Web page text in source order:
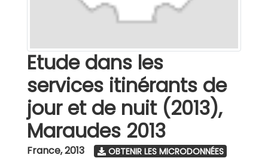
Etude dans les
services itinérants de
jour et de nuit (2013),
Maraudes 2013
France,2013 OBTENIR LES MICRODONNÉES